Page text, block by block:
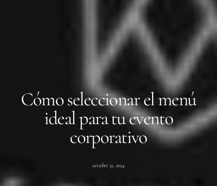
Cómo seleccionar el menú
ideal para tu evento
corporativo
octubre 31, 2024